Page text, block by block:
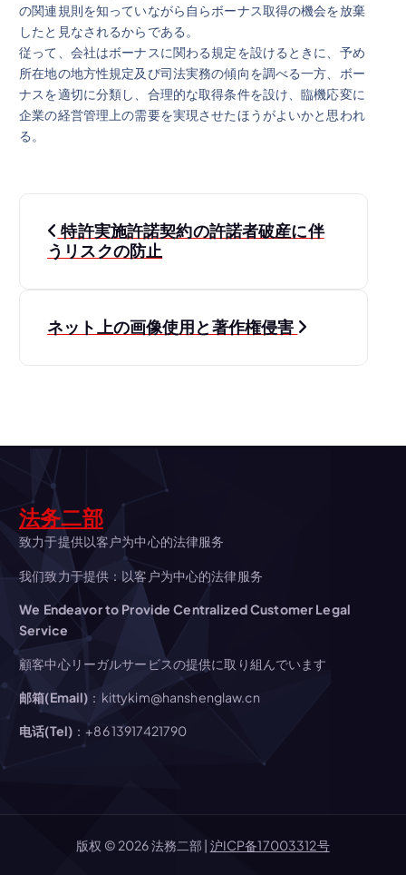
の関連規則を知っていながら自らボーナス取得の機会を放棄
したと見なされるからである。
従って、会社はボーナスに関わる規定を設けるときに、予め
所在地の地方性規定及び司法実務の傾向を調べる一方、ボー
ナスを適切に分類し、合理的な取得条件を設け、臨機応変に
企業の経営管理上の需要を実現させたほうがよいかと思われ
る。
投
稿
ビ
ー
シ
ョ
ン
特許実施許諾契約の許諾者破産に伴
うリスクの防止
ネット上の画像使用と著作権侵害
法务二部
致力于提供以客户为中心的法律服务
我们致力于提供：以客户为中心的法律服务
We Endeavor to Provide Centralized Customer Legal
Service
顧客中心リーガルサービスの提供に取り組んでいます
邮箱(Email) ：kittykim@hanshenglaw.cn
电话(Tel) ：+86 13917421790
版权 © 2026 法務二部 | 沪ICP备17003312号